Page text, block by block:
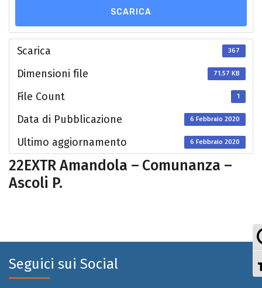
SCARICA
Scarica 367
Dimensioni file 71.57 KB
File Count 1
Data di Pubblicazione 6 Febbraio 2020
Ultimo aggiornamento 6 Febbraio 2020
22EXTR Amandola – Comunanza –
Ascoli P.
Seguici sui Social